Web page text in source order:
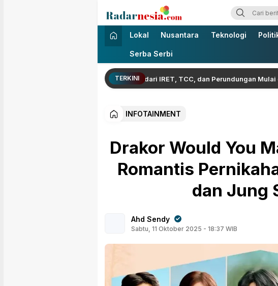
Radarnesia
Enak Dibaca
Lokal Nusantara Teknologi
Serba Serbi
TERKINI
Jambi: Bentengi Generasi Jambi dari IRET, TCC, dan Perundungan Mulai dari
INFOTAINMENT
Drakor Would You
Romantis
dan Jung
Ahd Sendy
Sabtu, 11 Oktober 2025 - 18:37 WIB